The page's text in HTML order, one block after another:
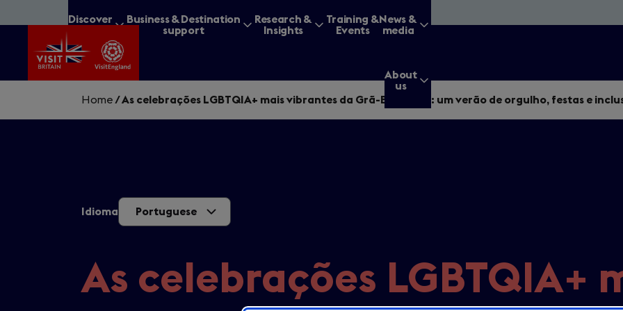
to
content
Discover
Business & Destination
support
Research &
Insights
Training &
Events
News &
media
About
us
query
Home /As celebrações LGBTQIA+ mais vibrantes da Grã-Bretanha: um verão de orgulho, festas e
Idioma Portuguese
As celebrações LGBTQIA+